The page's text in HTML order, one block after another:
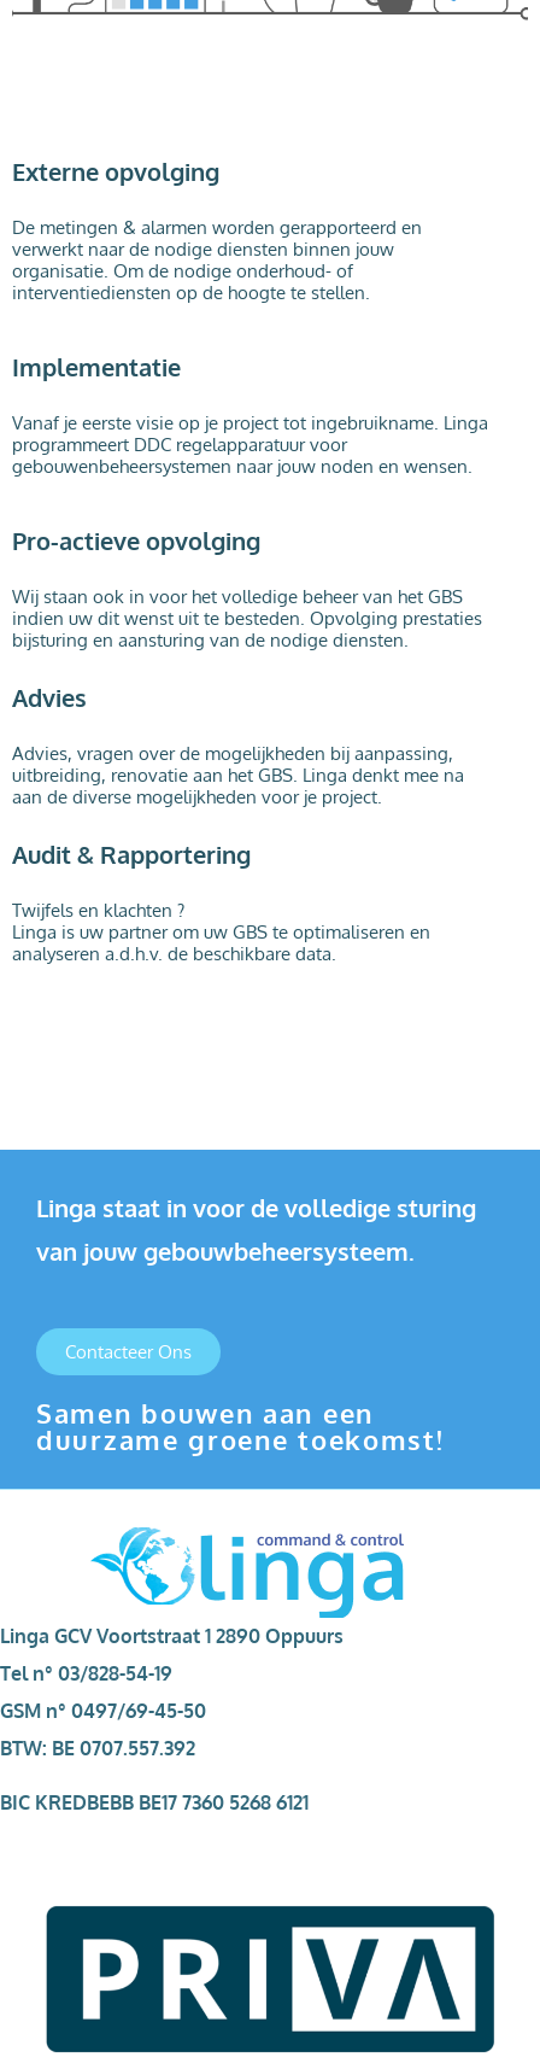
Externe opvolging
De metingen & alarmen worden gerapporteerd en
verwerkt naar de nodige diensten binnen jouw
organisatie. Om de nodige onderhoud- of
interventiediensten op de hoogte te stellen.
Implementatie
Vanaf je eerste visie op je project tot ingebruikname. Linga
programmeert DDC regelapparatuur voor
gebouwenbeheersystemen naar jouw noden en wensen.
Pro-actieve opvolging
Wij staan ook in voor het volledige beheer van het GBS
indien uw dit wenst uit te besteden. Opvolging prestaties
bijsturing en aansturing van de nodige diensten.
Advies
Advies, vragen over de mogelijkheden bij aanpassing,
uitbreiding, renovatie aan het GBS. Linga denkt mee na
aan de diverse mogelijkheden voor je project.
Audit & Rapportering
Twijfels en klachten ?
Linga is uw partner om uw GBS te optimaliseren en
analyseren a.d.h.v. de beschikbare data.
Linga staat in voor de volledige sturing
van jouw gebouwbeheersysteem.
Contacteer Ons
Samen bouwen aan een
duurzame groene toekomst!
Linga GCV Voortstraat 1 2890 Oppuurs
Tel n° 03/828-54-19
GSM n° 0497/69-45-50
BTW: BE 0707.557.392
BIC KREDBEBB BE17 7360 5268 6121